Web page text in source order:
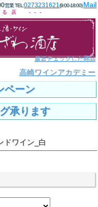
営業 TEL:0273231621(9:00-18:00)Mail
る店 ---
最近チェックした商品
高崎ワインアカデミー
ペーン
承ります
ドワイン_白